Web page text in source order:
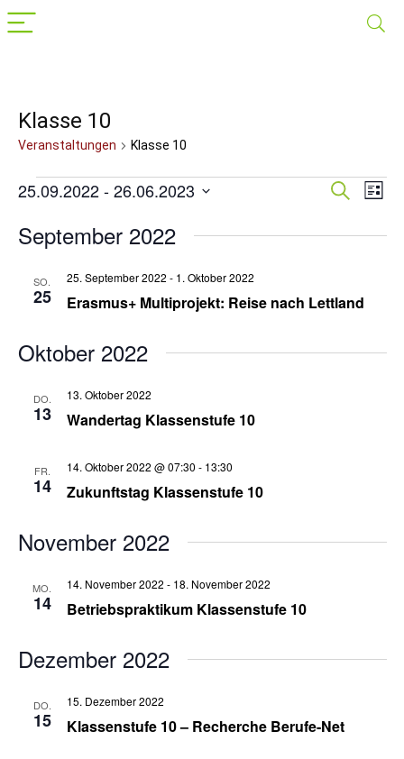
Klasse 10
Veranstaltungen Klasse 10
Veranstaltungen
und
Suche
Liste
25.09.2022 - 26.06.2023
wählen.
September 2022
SO.
25 Erasmus+ Multiprojekt: Reise nach Lettland
25. September 2022 - 1. Oktober 2022
Oktober 2022
DO.
13 Wandertag Klassenstufe 10
13. Oktober 2022
FR.
14 Zukunftstag Klassenstufe 10
14. Oktober 2022 @ 07:30 - 13:30
November 2022
MO.
14 Betriebspraktikum Klassenstufe 10
14. November 2022 - 18. November 2022
Dezember 2022
DO.
15 Klassenstufe 10 – Recherche Berufe-Net
15. Dezember 2022